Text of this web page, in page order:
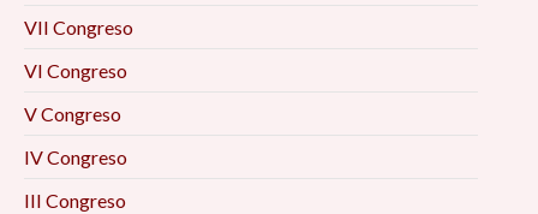
VII Congreso
VI Congreso
V Congreso
IV Congreso
III Congreso